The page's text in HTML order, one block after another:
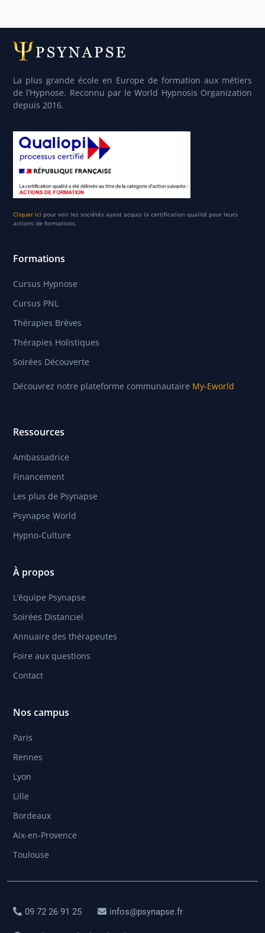
La plus grande école en Europe de formation aux métiers
de l’Hypnose. Reconnu par le World Hypnosis Organization
depuis 2016.
Cliquer ici pour voir les sociétés ayant acquis la certification qualité pour leurs
actions de formations.
Formations
Cursus Hypnose
Cursus PNL
Thérapies Brèves
Thérapies Holistiques
Soirées Découverte
Découvrez notre plateforme communautaire My-Eworld
Ressources
Ambassadrice
Financement
Les plus de Psynapse
Psynapse World
Hypno-Culture
À propos
L’équipe Psynapse
Soirées Distanciel
Annuaire des thérapeutes
Foire aux questions
Contact
Nos campus
Paris
Rennes
Lyon
Lille
Bordeaux
Aix-en-Provence
Toulouse
09 72 26 91 25 infos@psynapse.fr